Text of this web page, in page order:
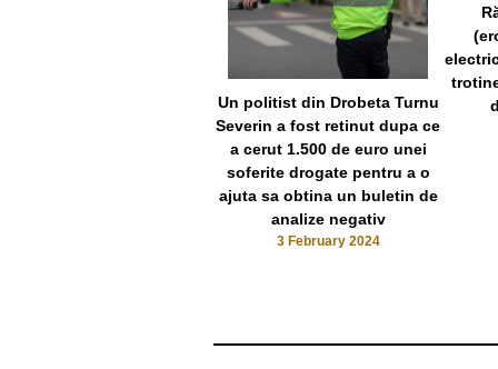
Un politist din Drobeta Turnu
Severin a fost retinut dupa ce
a cerut 1.500 de euro unei
soferite drogate pentru a o
ajuta sa obtina un buletin de
analize negativ
3 February 2024